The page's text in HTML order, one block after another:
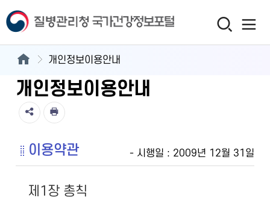
개인정보이용안내
개인정보이용안내
- 시행일 : 2009년 12월 31일
이용약관
제1장 총칙